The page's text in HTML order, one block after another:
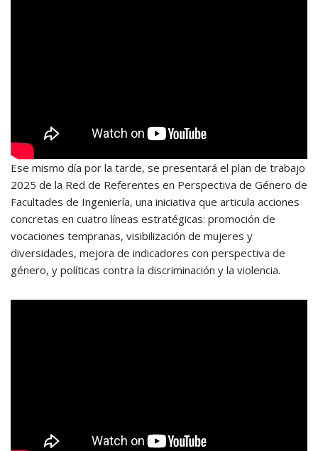
Ese mismo día por la tarde, se presentará el plan de trabajo
2025 de la Red de Referentes en Perspectiva de Género de
Facultades de Ingeniería, una iniciativa que articula acciones
concretas en cuatro líneas estratégicas: promoción de
vocaciones tempranas, visibilización de mujeres y
diversidades, mejora de indicadores con perspectiva de
género, y políticas contra la discriminación y la violencia.